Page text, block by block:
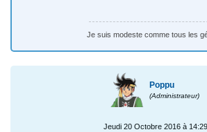
Je suis modeste comme tous les
Poppu
(Administrateur)
Jeudi 20 Octobre 2016 à 14:29